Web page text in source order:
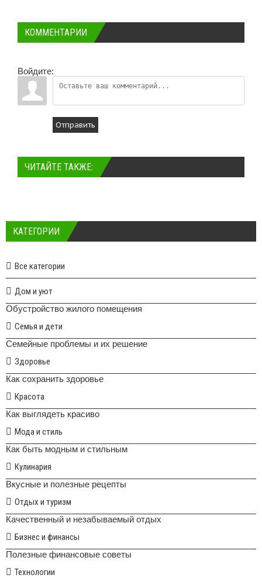
КОММЕНТАРИИ
Войдите:
Отправить
ЧИТАЙТЕ ТАКЖЕ:
КАТЕГОРИИ
Все категории
Дом и уют
Обустройство жилого помещения
Семья и дети
Семейные проблемы и их решение
Здоровье
Как сохранить здоровье
Красота
Как выглядеть красиво
Мода и стиль
Как быть модным и стильным
Кулинария
Вкусные и полезные рецепты
Отдых и туризм
Качественный и незабываемый отдых
Бизнес и финансы
Полезные финансовые советы
Технологии